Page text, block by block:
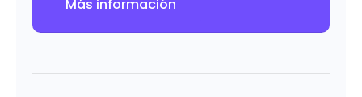
Más información